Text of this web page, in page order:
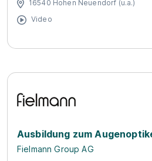
16540 Hohen Neuendorf (u.a.)
Video
Ausbildung zum
Fielmann Group AG